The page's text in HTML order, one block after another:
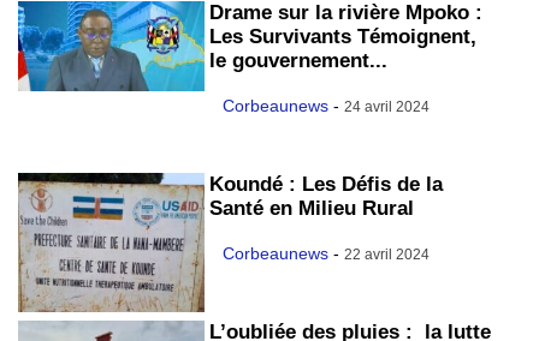
Drame sur la rivière Mpoko :
Les Survivants Témoignent,
le gouvernement...
Corbeaunews - 24 avril 2024
Koundé : Les Défis de la
Santé en Milieu Rural
Corbeaunews - 22 avril 2024
L’oubliée des pluies : la lutte